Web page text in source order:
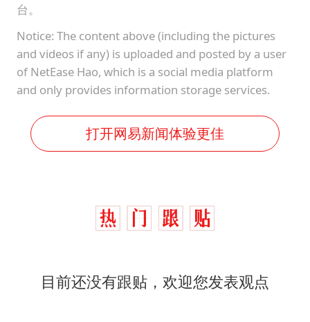
台。
Notice: The content above (including the pictures
and videos if any) is uploaded and posted by a user
of NetEase Hao, which is a social media platform
and only provides information storage services.
打开网易新闻体验更佳
目前还没有跟贴，欢迎您发表观点